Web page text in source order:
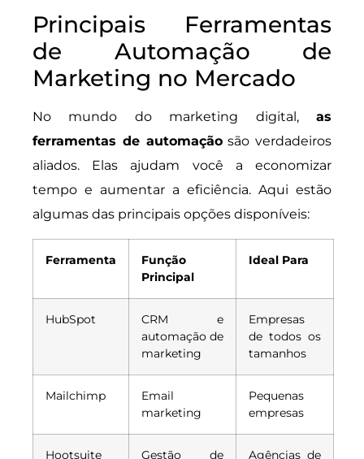
Principais Ferramentas
de Automação de
Marketing no Mercado
No mundo do marketing digital, as
ferramentas de automaçãosão verdadeiros
aliados. Elas ajudam você a economizar
tempo e aumentar a eficiência. Aqui estão
algumas das principais opções disponíveis:
Ferramenta
Função
Principal
Ideal Para
HubSpot
CRM e
automação de
marketing
Empresas
de todos os
tamanhos
Mailchimp
Email
marketing
Pequenas
empresas
Hootsuite
Gestão de
Agências de